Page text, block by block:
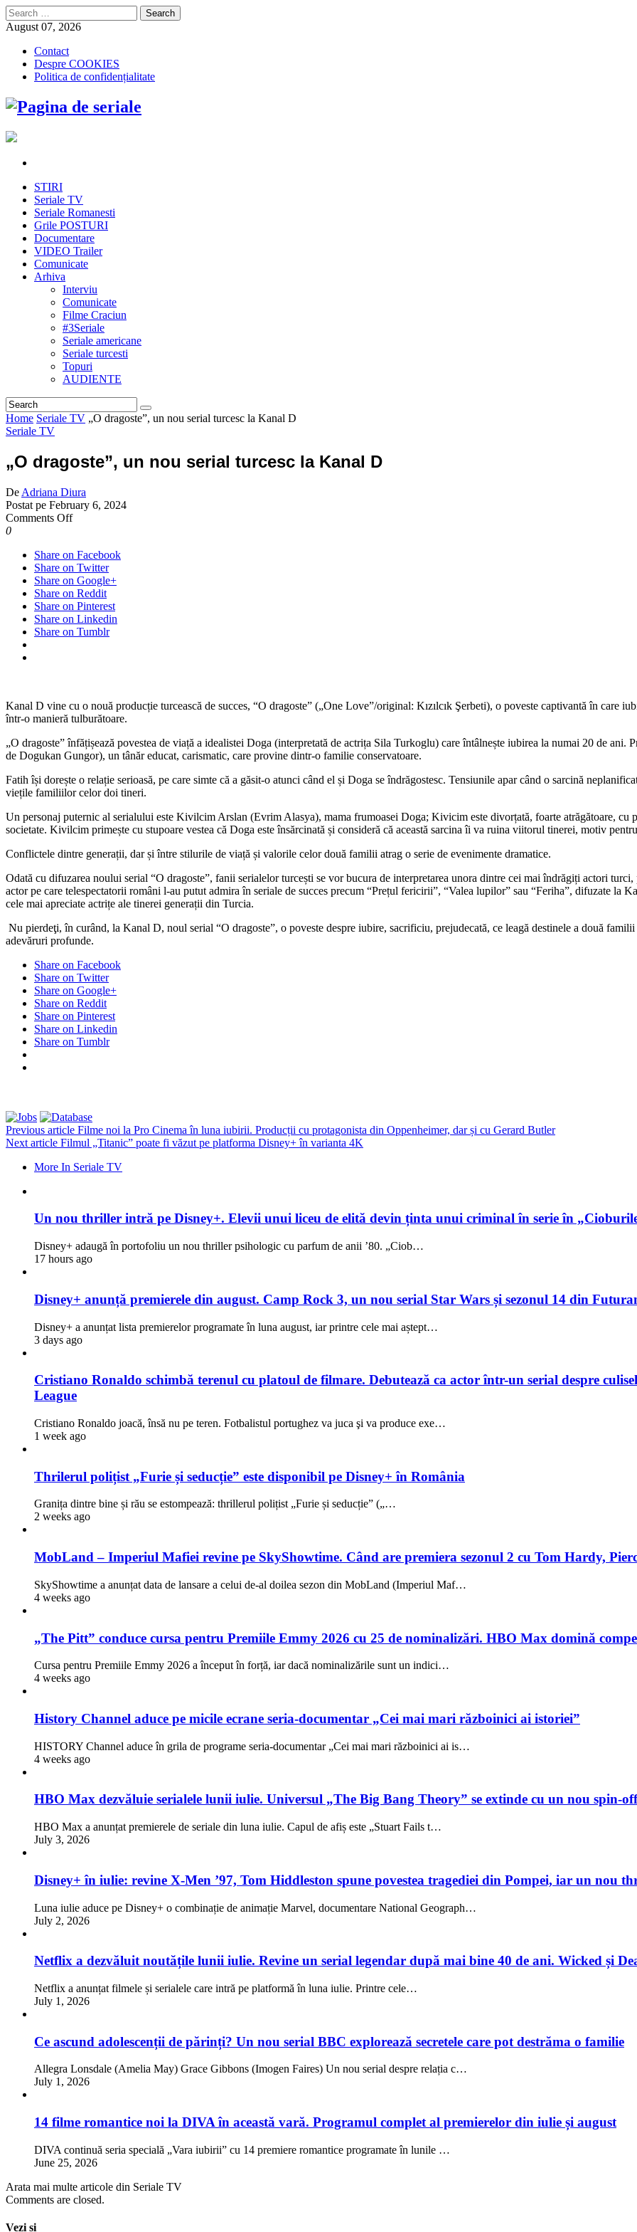
Search
for:
August 07, 2026
Contact
Despre COOKIES
Politica de confidențialitate
STIRI
Seriale TV
Seriale Romanesti
Grile POSTURI
Documentare
VIDEO Trailer
Comunicate
Arhiva
Interviu
Comunicate
Filme Craciun
#3Seriale
Seriale americane
Seriale turcesti
Topuri
AUDIENTE
Home Seriale TV „O dragoste”, un nou serial turcesc la Kanal D
Seriale TV
„O dragoste”, un nou serial turcesc la Kanal D
De Adriana Diura
Postat pe February 6, 2024
Comments Offon
un
nou
serial
turcesc
la
Kanal
D
0
Share on Facebook
Share on Twitter
Share on Google+
Share on Reddit
Share on Pinterest
Share on Linkedin
Share on Tumblr
Kanal D vine cu o nouă producție turcească de succes, “O dragoste” („One Love”/original: Kızılcık Şerbeti), o poveste captivantă în care
într-o manieră tulburătoare.
„O dragoste” înfățișează povestea de viață a idealistei Doga (interpretată de actrița Sila Turkoglu) care întâlnește iubirea la numai 20 de ani.
de Dogukan Gungor), un tânăr educat, carismatic, care provine dintr-o familie conservatoare.
Fatih își dorește o relație serioasă, pe care simte că a găsit-o atunci când el și Doga se îndrăgostesc. Tensiunile apar când o sarcină
viețile familiilor celor doi tineri.
Un personaj puternic al serialului este Kivilcim Arslan (Evrim Alasya), mama frumoasei Doga; Kivicim este divorțată, foarte atrăgătoare, cu
societate. Kivilcim primește cu stupoare vestea că Doga este însărcinată și consideră că această sarcina îi va ruina viitorul tinerei, motiv
Conflictele dintre generații, dar și între stilurile de viață și valorile celor două familii atrag o serie de evenimente dramatice.
Odată cu difuzarea noului serial “O dragoste”, fanii serialelor turcești se vor bucura de interpretarea unora dintre cei mai îndrăgiți actori
actor pe care telespectatorii români l-au putut admira în seriale de succes precum “Prețul fericirii”, “Valea lupilor” sau “Feriha”, difuzate
cele mai apreciate actrițe ale tinerei generații din Turcia.
Nu pierdeţi, în curând, la Kanal D, noul serial “O dragoste”, o poveste despre iubire, sacrificiu, prejudecată, ce leagă destinele a două
adevăruri profunde.
Share on Facebook
Share on Twitter
Share on Google+
Share on Reddit
Share on Pinterest
Share on Linkedin
Share on Tumblr
Previous article Filme noi la Pro Cinema în luna iubirii. Producții cu protagonista din Oppenheimer, dar și cu Gerard Butler
Next article Filmul „Titanic” poate fi văzut pe platforma Disney+ în varianta 4K
More In Seriale TV
Un nou thriller intră pe Disney+. Elevii unui liceu de elită devin ținta unui criminal în serie în
Disney+ adaugă în portofoliu un nou thriller psihologic cu parfum de anii ’80. „Ciob…
17 hours ago
Disney+ anunță premierele din august. Camp Rock 3, un nou serial Star Wars și sezonul 14 din
Disney+ a anunțat lista premierelor programate în luna august, iar printre cele mai aștept…
3 days ago
Cristiano Ronaldo schimbă terenul cu platoul de filmare. Debutează ca actor într-un serial despre
League
Cristiano Ronaldo joacă, însă nu pe teren. Fotbalistul portughez va juca şi va produce exe…
1 week ago
Thrilerul polițist „Furie și seducție” este disponibil pe Disney+ în România
Granița dintre bine și rău se estompează: thrillerul polițist „Furie și seducție” („…
2 weeks ago
MobLand – Imperiul Mafiei revine pe SkyShowtime. Când are premiera sezonul 2 cu Tom Hardy,
SkyShowtime a anunțat data de lansare a celui de-al doilea sezon din MobLand (Imperiul Maf…
4 weeks ago
„The Pitt” conduce cursa pentru Premiile Emmy 2026 cu 25 de nominalizări. HBO Max domină
Cursa pentru Premiile Emmy 2026 a început în forță, iar dacă nominalizările sunt un indici…
4 weeks ago
History Channel aduce pe micile ecrane seria-documentar „Cei mai mari războinici ai istoriei”
HISTORY Channel aduce în grila de programe seria-documentar „Cei mai mari războinici ai is…
4 weeks ago
HBO Max dezvăluie serialele lunii iulie. Universul „The Big Bang Theory” se extinde cu un nou spin-off
HBO Max a anunțat premierele de seriale din luna iulie. Capul de afiș este „Stuart Fails t…
July 3, 2026
Disney+ în iulie: revine X-Men ’97, Tom Hiddleston spune povestea tragediei din Pompei, iar un nou
Luna iulie aduce pe Disney+ o combinație de animație Marvel, documentare National Geograph…
July 2, 2026
Netflix a dezvăluit noutățile lunii iulie. Revine un serial legendar după mai bine 40 de ani. Wicked și
Netflix a anunțat filmele și serialele care intră pe platformă în luna iulie. Printre cele…
July 1, 2026
Ce ascund adolescenții de părinți? Un nou serial BBC explorează secretele care pot destrăma o familie
Allegra Lonsdale (Amelia May) Grace Gibbons (Imogen Faires) Un nou serial despre relația c…
July 1, 2026
14 filme romantice noi la DIVA în această vară. Programul complet al premierelor din iulie și august
DIVA continuă seria specială „Vara iubirii” cu 14 premiere romantice programate în lunile …
June 25, 2026
Arata mai multe articole din Seriale TV
Comments are closed.
Vezi si